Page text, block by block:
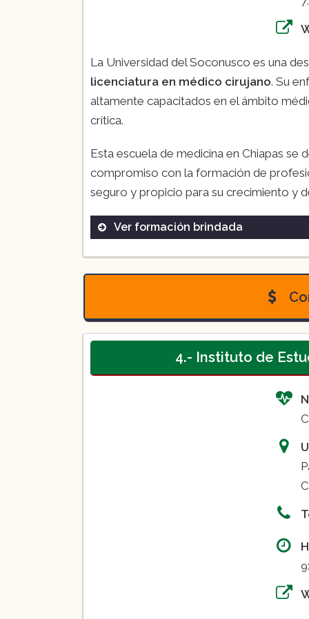
La Universidad del Soconusco es una
licenciatura en médico cirujano. Su
altamente capacitados en el ámbito
crítica.
Esta escuela de medicina en Chiapas se
compromiso con la formación de
seguro y propicio para su crecimiento y
Ver formación brindada
Licenciatura en médico
4.- Instituto de